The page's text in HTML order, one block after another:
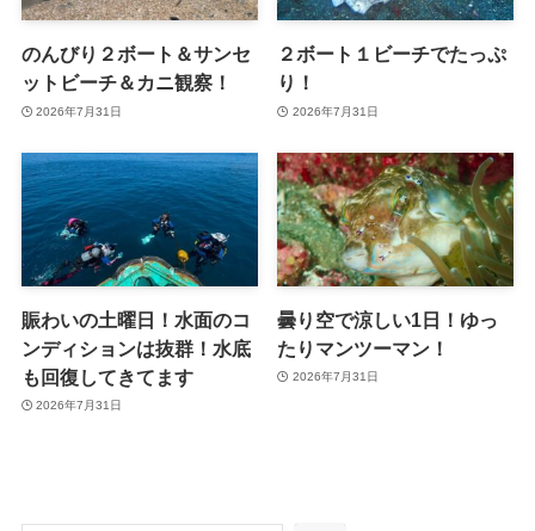
のんびり２ボート＆サンセ
ットビーチ＆カニ観察！
2026年7月31日
２ボート１ビーチでたっぷ
り！
2026年7月31日
賑わいの土曜日！水面のコ
ンディションは抜群！水底
も回復してきてます
2026年7月31日
曇り空で涼しい1日！ゆっ
たりマンツーマン！
2026年7月31日